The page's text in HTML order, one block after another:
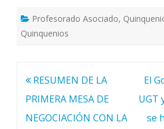
Profesorado Asociado,
Quinquenios
Navegación
de
entradas
RESUMEN DE LA
PRIMERA MESA DE
NEGOCIACIÓN CON LA
El
UGT
se